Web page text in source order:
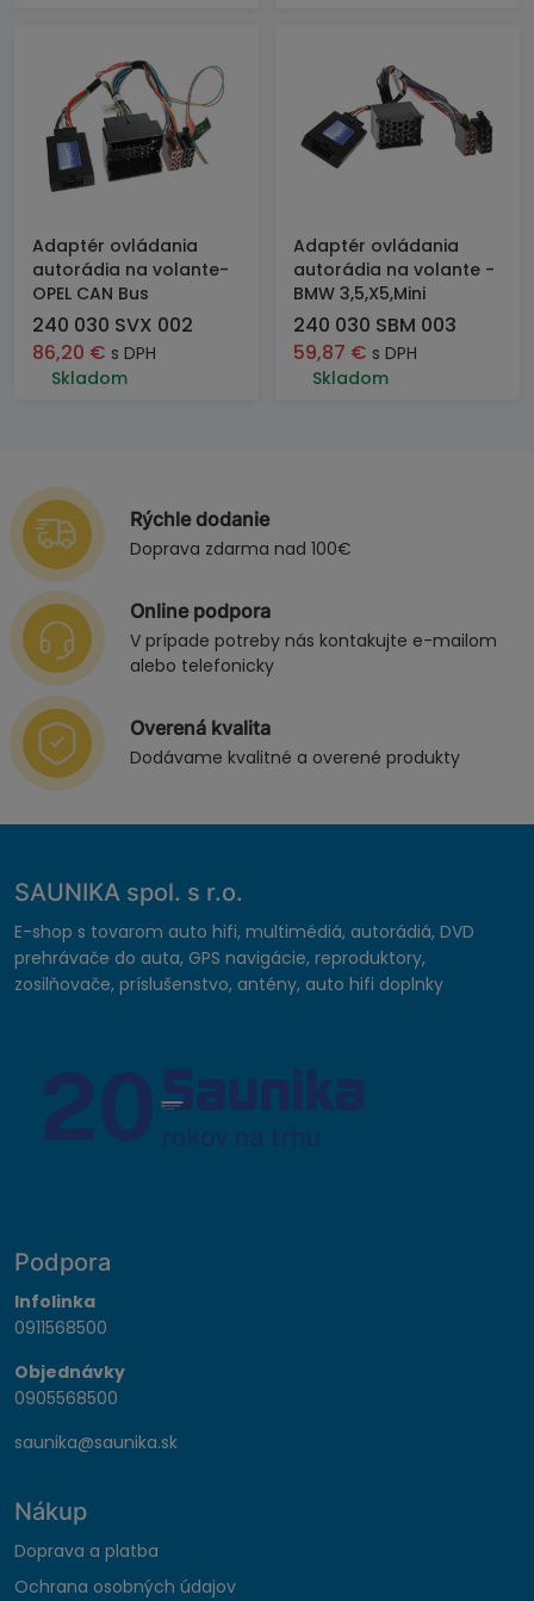
Adaptér ovládania
autorádia na volante-
OPEL CAN Bus
240 030 SVX 002
86,20 € s DPH
Skladom
Adaptér ovládania
autorádia na volante -
BMW 3,5,X5,Mini
240 030 SBM 003
59,87 € s DPH
Skladom
Rýchle dodanie
Doprava zdarma nad 100€
Online podpora
V prípade potreby nás kontakujte e-mailom
alebo telefonicky
Overená kvalita
Dodávame kvalitné a overené produkty
SAUNIKA spol. s r.o.
E-shop s tovarom auto hifi, multimédiá, autorádiá, DVD
prehrávače do auta, GPS navigácie, reproduktory,
zosilňovače, príslušenstvo, antény, auto hifi doplnky
Podpora
Infolinka
0911568500
Objednávky
0905568500
saunika@saunika.sk
Nákup
Doprava a platba
Ochrana osobných údajov